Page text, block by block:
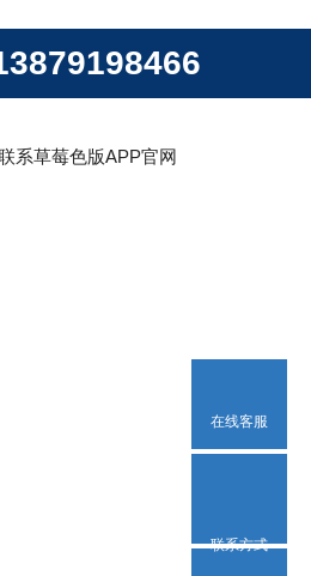
系草莓色版APP官网
在线客服
联系方式